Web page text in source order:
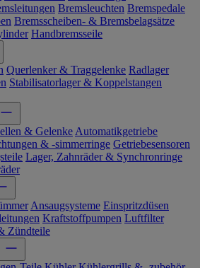
Bremsleuchten Bremspedale
Bremsscheiben- & Bremsbelagsätze
Handbremsseile
Querlenker & Traggelenke Radlager
Stabilisatorlager & Koppelstangen
& Gelenke Automatikgetriebe
& -simmerringe Getriebesensoren
Lager, Zahnräder & Synchronringe
Ansaugsysteme Einspritzdüsen
Kraftstoffpumpen Luftfilter
Zündteile